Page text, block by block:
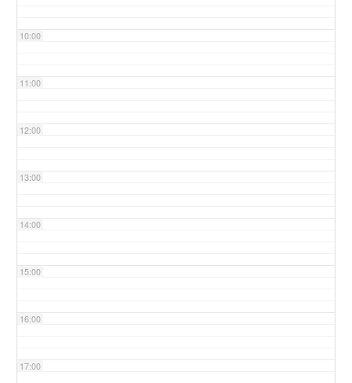
10:00
11:00
12:00
13:00
14:00
15:00
16:00
17:00